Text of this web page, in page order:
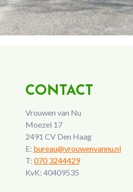
CONTACT
Vrouwen van Nu
Moezel 17
2491 CV Den Haag
E: bureau@vrouwenvannu.nl
T: 070 3244429
KvK: 40409535